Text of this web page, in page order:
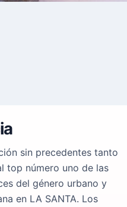
sin precedentes tanto
top número uno de las
del género urbano y
en LA SANTA. Los